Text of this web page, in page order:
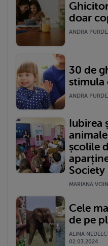
doar
ANDRA
30 de
stimula
ANDRA
Iubirea
școlile
Society
MARIANA
Cele
de pe
ALINA
02.03.2024